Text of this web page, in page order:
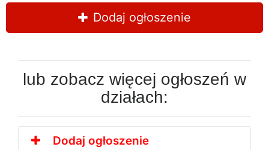
Dodaj ogłoszenie
lub zobacz więcej ogłoszeń w
działach:
Dodaj ogłoszenie